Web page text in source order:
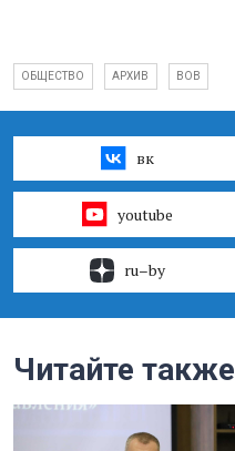
ОБЩЕСТВО АРХИВ ВОВ
вк
youtube
ru–by
Читайте также